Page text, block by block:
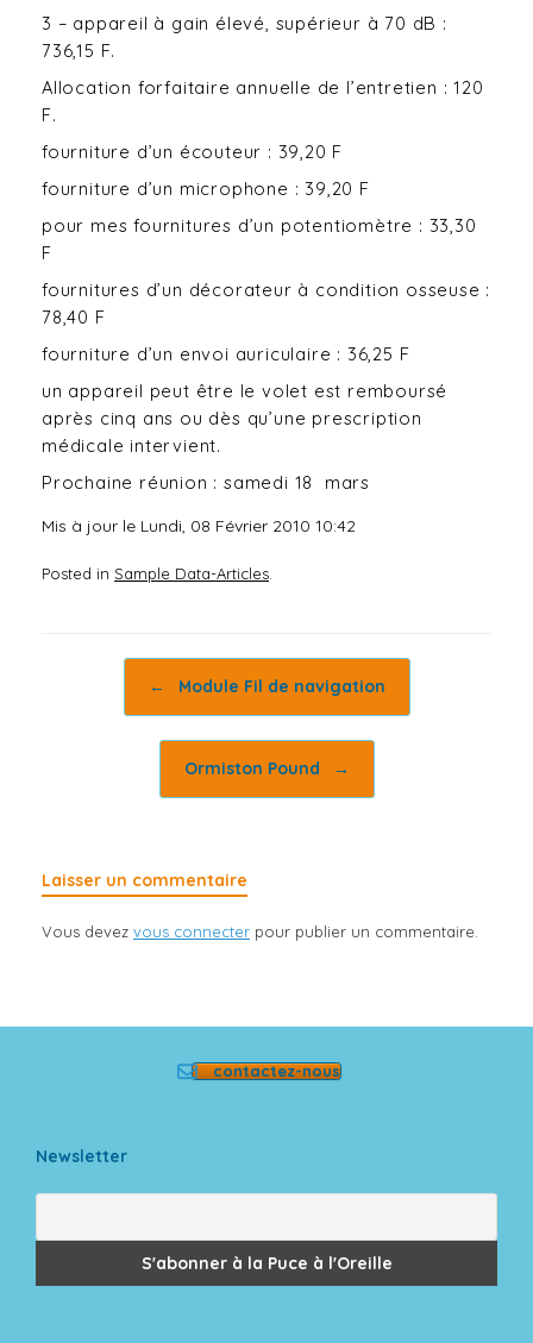
3 – appareil à gain élevé, supérieur à 70 dB :
736,15 F.
Allocation forfaitaire annuelle de l’entretien : 120
F.
fourniture d’un écouteur : 39,20 F
fourniture d’un microphone : 39,20 F
pour mes fournitures d’un potentiomètre : 33,30
F
fournitures d’un décorateur à condition osseuse :
78,40 F
fourniture d’un envoi auriculaire : 36,25 F
un appareil peut être le volet est remboursé
après cinq ans ou dès qu’une prescription
médicale intervient.
Prochaine réunion : samedi 18 mars
Mis à jour le Lundi, 08 Février 2010 10:42
Posted in Sample Data-Articles
← Module Fil de navigation
Ormiston Pound →
Laisser un commentaire
Vous devez vous connecter pour publier un commentaire.
contactez-nous
Newsletter